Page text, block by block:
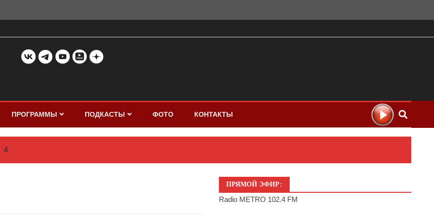
ПРОГРАММЫ ПОДКАСТЫ ФОТО КОНТАКТЫ
4
ПРЯМОЙ ЭФИР:
Radio METRO 102.4 FM